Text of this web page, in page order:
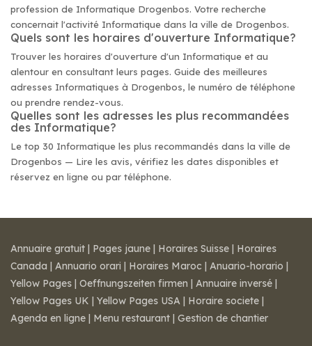
profession de Informatique Drogenbos. Votre recherche
concernait l'activité Informatique dans la ville de Drogenbos.
Quels sont les horaires d'ouverture Informatique?
Trouver les horaires d'ouverture d'un Informatique et au
alentour en consultant leurs pages. Guide des meilleures
adresses Informatiques à Drogenbos, le numéro de téléphone
ou prendre rendez-vous.
Quelles sont les adresses les plus recommandées
des Informatique?
Le top 30 Informatique les plus recommandés dans la ville de
Drogenbos — Lire les avis, vérifiez les dates disponibles et
réservez en ligne ou par téléphone.
Annuaire gratuit | Pages jaune | Horaires Suisse | Horaires
Canada | Annuario orari | Horaires Maroc | Anuario-horario |
Yellow Pages | Oeffnungszeiten firmen | Annuaire inversé |
Yellow Pages UK | Yellow Pages USA | Horaire societe |
Agenda en ligne | Menu restaurant | Gestion de chantier